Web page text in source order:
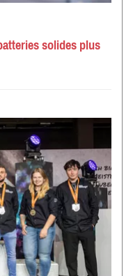
solides plus